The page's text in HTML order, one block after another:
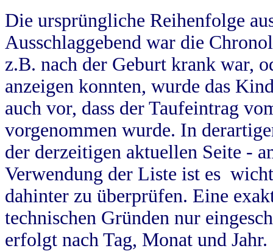
Die ursprüngliche Reihenfolge
Ausschlaggebend war die
z.B. nach der Geburt krank war,
anzeigen konnten, wurde das
auch vor, dass der Taufeintrag
vorgenommen wurde. In
der derzeitigen aktuellen Seite -
Verwendung der Liste ist es
dahinter zu überprüfen. Eine
technischen Gründen nur
erfolgt nach Tag, Monat und Jahr.